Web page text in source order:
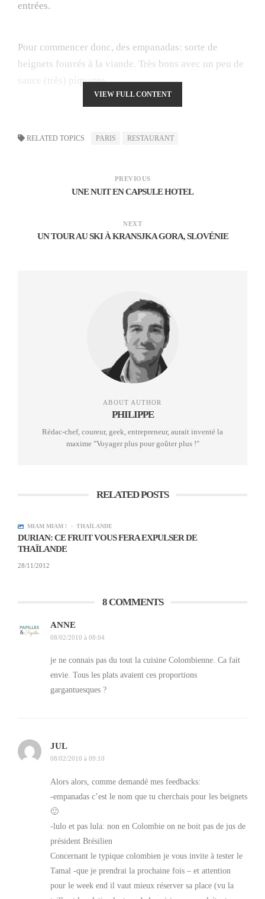
entrées.
Pour commencer donc, des empanadas: sorte de
beignets fourrés à la viande. Très bons avec un peu de
sauce (très) piquante.
Arrive aussi un patacon pisado con queso y guiso.
Patacon pisado con queso y guiso
C’est en fait une banane verte frite écrasée avec du
Et tant qu’on y est, rejoint également la table la picada
Ce sont des tomates, de la viande de porc, et des
On accompagne tout ça avec des jus de
jitomate de arbol(litéralement « tomates d’arbres »).
J’ai pas de photo, mais c’était délicieux.
VIEW FULL CONTENT
RELATED TOPICS PARIS RESTAURANT
PREVIOUS
UNE NUIT EN CAPSULE HOTEL
NEXT
UN TOUR AU SKI À KRANSJKA GORA, SLOVÉNIE
ABOUT AUTHOR
PHILIPPE
Rédac-chef, coureur, geek, entrepreneur, aurait inventé la
maxime "Voyager plus pour goûter plus !"
RELATED POSTS
MIAM MIAM ! THAÏLANDE
DURIAN: CE FRUIT VOUS FERA EXPULSER DE
THAÏLANDE
28/11/2012
8 COMMENTS
ANNE
08/02/2010 à 08:04
je ne connais pas du tout la cuisine Colombienne. Ca fait
envie. Tous les plats avaient ces proportions
gargantuesques ?
JUL
08/02/2010 à 09:10
Alors alors, comme demandé mes feedbacks:
-empanadas c’est le nom que tu cherchais pour les beignets
🙂
-lulo et pas lula: non en Colombie on ne boit pas de jus de
président Brésilien
Concernant le typique colombien je vous invite à tester le
Tamal -que je prendrai la prochaine fois – et attention
pour le week end il vaut mieux réserver sa place (vu la